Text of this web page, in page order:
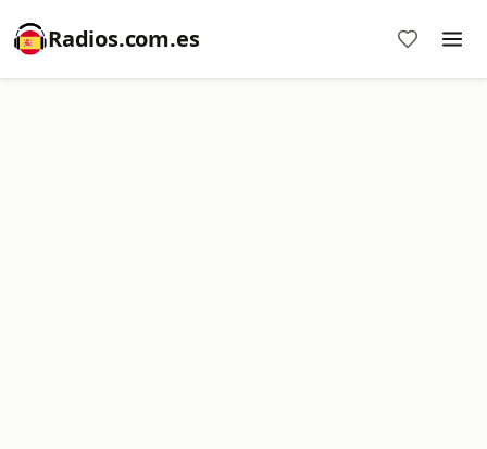
Radios.com.es